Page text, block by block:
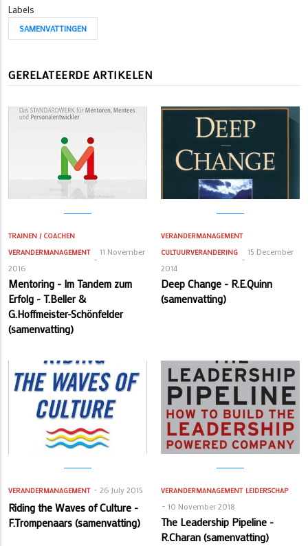
Labels
SAMENVATTINGEN
GERELATEERDE ARTIKELEN
TRAINEN / COACHEN
VERANDERMANAGEMENT
11 November
2016
Mentoring - Im Tandem zum
Erfolg - T.Beller &
G.Hoffmeister-Schönfelder
(samenvatting)
VERANDERMANAGEMENT
CULTUURVERANDERING
15 December
2014
Deep Change - R.E.Quinn
(samenvatting)
VERANDERMANAGEMENT 26 July 2015
Riding the Waves of Culture -
F.Trompenaars (samenvatting)
VERANDERMANAGEMENT LEIDERSCHAP
10 November 2018
The Leadership Pipeline -
R.Charan (samenvatting)